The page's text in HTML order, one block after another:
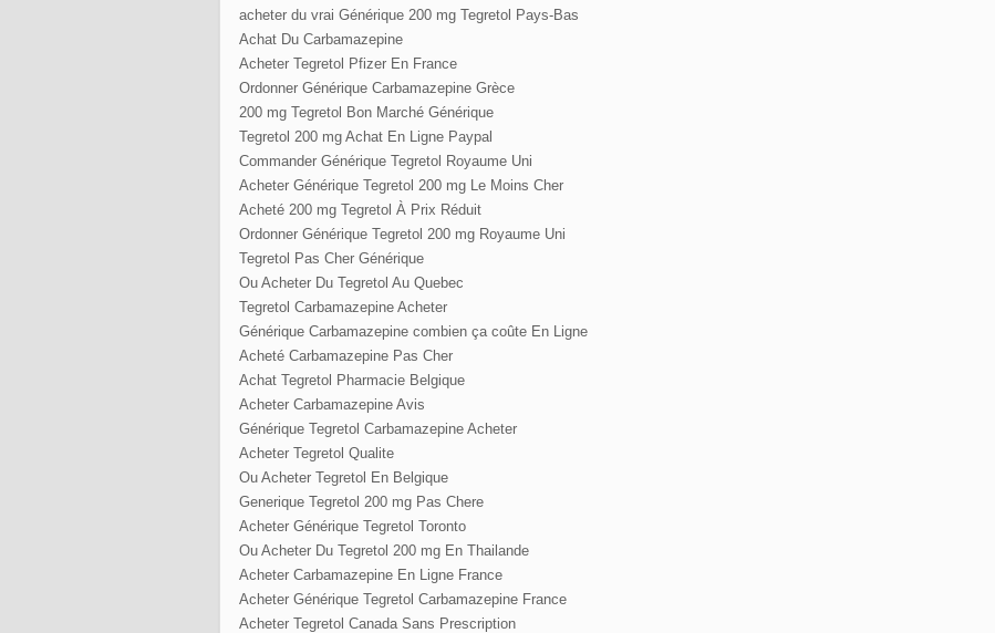
acheter du vrai Générique 200 mg Tegretol Pays-Bas
Achat Du Carbamazepine
Acheter Tegretol Pfizer En France
Ordonner Générique Carbamazepine Grèce
200 mg Tegretol Bon Marché Générique
Tegretol 200 mg Achat En Ligne Paypal
Commander Générique Tegretol Royaume Uni
Acheter Générique Tegretol 200 mg Le Moins Cher
Acheté 200 mg Tegretol À Prix Réduit
Ordonner Générique Tegretol 200 mg Royaume Uni
Tegretol Pas Cher Générique
Ou Acheter Du Tegretol Au Quebec
Tegretol Carbamazepine Acheter
Générique Carbamazepine combien ça coûte En Ligne
Acheté Carbamazepine Pas Cher
Achat Tegretol Pharmacie Belgique
Acheter Carbamazepine Avis
Générique Tegretol Carbamazepine Acheter
Acheter Tegretol Qualite
Ou Acheter Tegretol En Belgique
Generique Tegretol 200 mg Pas Chere
Acheter Générique Tegretol Toronto
Ou Acheter Du Tegretol 200 mg En Thailande
Acheter Carbamazepine En Ligne France
Acheter Générique Tegretol Carbamazepine France
Acheter Tegretol Canada Sans Prescription